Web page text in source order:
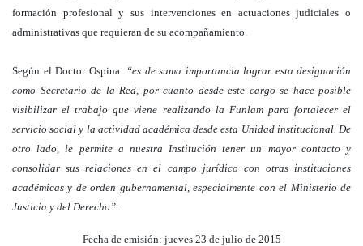
formación profesional y sus intervenciones en actuaciones judiciales o
administrativas que requieran de su acompañamiento.
Según el Doctor Ospina: “es de suma importancia lograr esta designación
como Secretario de la Red, por cuanto desde este cargo se hace posible
visibilizar el trabajo que viene realizando la Funlam para fortalecer el
servicio social y la actividad académica desde esta Unidad institucional. De
otro lado, le permite a nuestra Institución tener un mayor contacto y
consolidar sus relaciones en el campo jurídico con otras instituciones
académicas y de orden gubernamental, especialmente con el Ministerio de
Justicia y del Derecho”.
Fecha de emisión: jueves 23 de julio de 2015